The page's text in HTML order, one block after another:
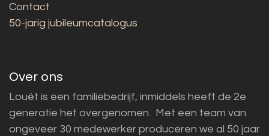
Contact
50-jarig jubileumcatalogus
Over ons
Louët is een familiebedrijf, inmiddels heeft de 2e
generatie het overgenomen. Met een team van
ongeveer 30 medewerker produceren we al 50 jaar